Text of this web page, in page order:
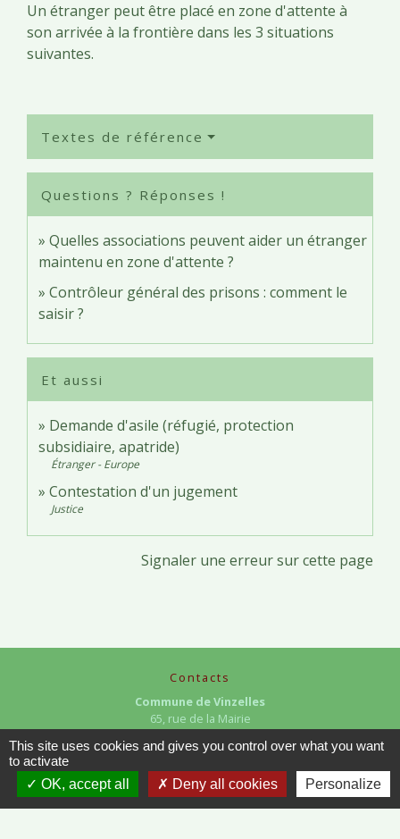
Un étranger peut être placé en zone d'attente à
son arrivée à la frontière dans les 3 situations
suivantes.
Textes de référence
Questions ? Réponses !
Quelles associations peuvent aider un étranger
maintenu en zone d'attente ?
Contrôleur général des prisons : comment le
saisir ?
Et aussi
Demande d'asile (réfugié, protection
subsidiaire, apatride)
Étranger - Europe
Contestation d'un jugement
Justice
Signaler une erreur sur cette page
Contacts
Commune de Vinzelles
65, rue de la Mairie
+33 3 85 35 61 19
Contact par formulaire
This site uses cookies and gives you control over what you want
to activate
OK, accept all
Deny all cookies Personalize